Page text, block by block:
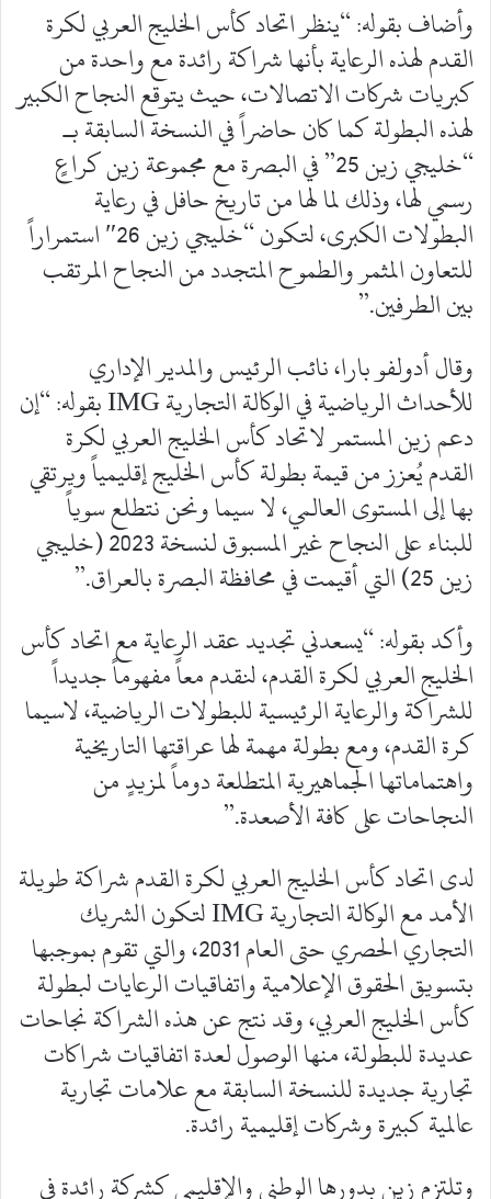
وأضاف بقوله: “ينظر اتحاد كأس الخليج العربي لكرة
القدم لهذه الرعاية بأنها شراكة رائدة مع واحدة من
كبريات شركات الاتصالات، حيث يتوقع النجاح الكبير
لهذه البطولة كما كان حاضراً في النسخة السابقة بـ
“خليجي زين 25” في البصرة مع مجموعة زين كراعٍ
رسمي لها، وذلك لما لها من تاريخ حافل في رعاية
البطولات الكبرى، لتكون “خليجي زين 26″ استمراراً
للتعاون المثمر والطموح المتجدد من النجاح المرتقب
بين الطرفين.”
وقال أدولفو بارا، نائب الرئيس والمدير الإداري
للأحداث الرياضية في الوكالة التجارية IMG بقوله: “إن
دعم زين المستمر لاتحاد كأس الخليج العربي لكرة
القدم يُعزز من قيمة بطولة كأس الخليج إقليمياً ويرتقي
بها إلى المستوى العالمي، لا سيما ونحن نتطلع سوياً
للبناء على النجاح غير المسبوق لنسخة 2023 (خليجي
زين 25) التي أقيمت في محافظة البصرة بالعراق.”
وأكد بقوله: “يسعدني تجديد عقد الرعاية مع اتحاد كأس
الخليج العربي لكرة القدم، لنقدم معاً مفهوماً جديداً
للشراكة والرعاية الرئيسية للبطولات الرياضية، لاسيما
كرة القدم، ومع بطولة مهمة لها عراقتها التاريخية
واهتماماتها الجماهيرية المتطلعة دوماً لمزيدٍ من
النجاحات على كافة الأصعدة.”
لدى اتحاد كأس الخليج العربي لكرة القدم شراكة طويلة
الأمد مع الوكالة التجارية IMG لتكون الشريك
التجاري الحصري حتى العام 2031، والتي تقوم بموجبها
بتسويق الحقوق الإعلامية واتفاقيات الرعايات لبطولة
كأس الخليج العربي، وقد نتج عن هذه الشراكة نجاحات
عديدة للبطولة، منها الوصول لعدة اتفاقيات شراكات
تجارية جديدة للنسخة السابقة مع علامات تجارية
عالمية كبيرة وشركات إقليمية رائدة.
وتلتزم زين بدورها الوطني والإقليمي كشركة رائدة في